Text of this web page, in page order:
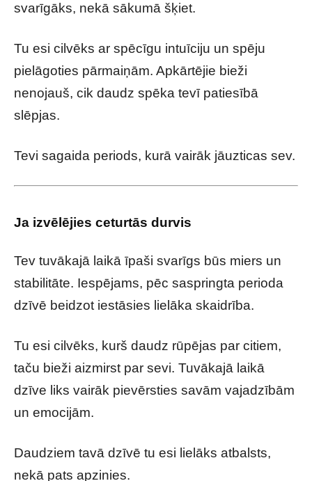
svarīgāks, nekā sākumā šķiet.
Tu esi cilvēks ar spēcīgu intuīciju un spēju
pielāgoties pārmaiņām. Apkārtējie bieži
nenojauš, cik daudz spēka tevī patiesībā
slēpjas.
Tevi sagaida periods, kurā vairāk jāuzticas sev.
Ja izvēlējies ceturtās durvis
Tev tuvākajā laikā īpaši svarīgs būs miers un
stabilitāte. Iespējams, pēc saspringta perioda
dzīvē beidzot iestāsies lielāka skaidrība.
Tu esi cilvēks, kurš daudz rūpējas par citiem,
taču bieži aizmirst par sevi. Tuvākajā laikā
dzīve liks vairāk pievērsties savām vajadzībām
un emocijām.
Daudziem tavā dzīvē tu esi lielāks atbalsts,
nekā pats apzinies.